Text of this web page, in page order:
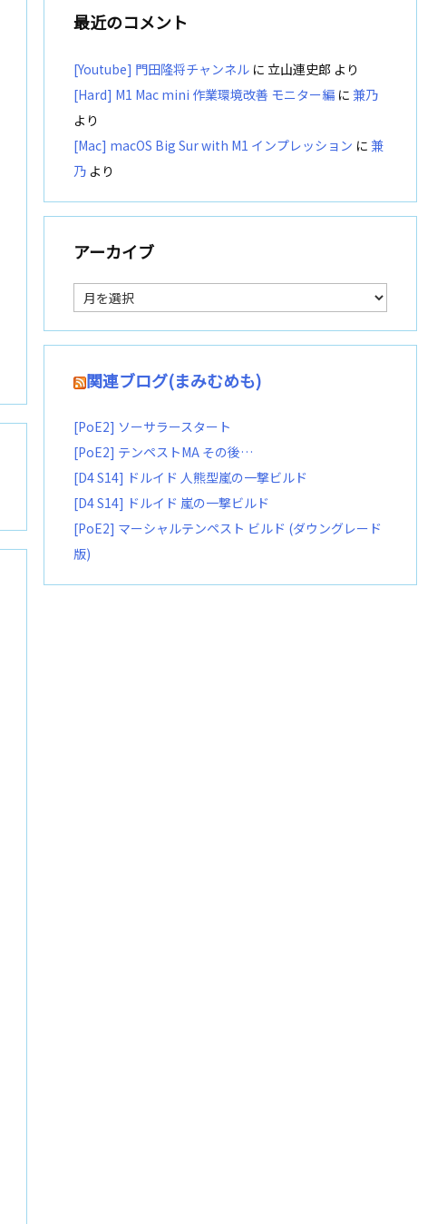
最近のコメント
[Youtube] 門田隆将チャンネル に 立山連史郎 より
[Hard] M1 Mac mini 作業環境改善 モニター編 に 兼乃
より
[Mac] macOS Big Sur with M1 インプレッション に 兼
乃 より
アーカイブ
ア
ー
カ
イ
関連ブログ(まみむめも)
[PoE2] ソーサラースタート
[PoE2] テンペストMA その後…
[D4 S14] ドルイド 人熊型嵐の一撃ビルド
[D4 S14] ドルイド 嵐の一撃ビルド
[PoE2] マーシャルテンペスト ビルド (ダウングレード
版)